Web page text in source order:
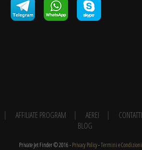
AFFILIATE PROGRAM AEREI CONTATTI
BLOG
Private Jet Finder © 2016 -Privacy Policy-Termini e Condizioni